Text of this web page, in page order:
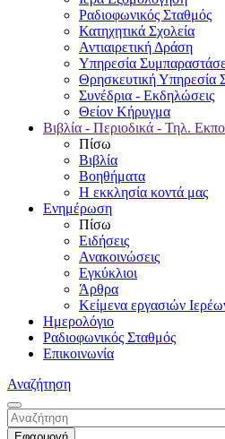
Ραδιοφωνικός Σταθμός
Κατηχητικά Σχολεία
Αντιαιρετική Δράση
Υπηρεσία
Θρησκευτική Υπηρεσία
Συνέδρια - Εκδηλώσεις
Θείον Κήρυγμα
Βιβλία - Περιοδικά - Τηλ.
Πίσω
Βιβλία
Βοηθήματα
Η εκκλησία κοντά μας
Ενημέρωση
Πίσω
Ειδήσεις
Ανακοινώσεις
Εγκύκλιοι
Άρθρα
Κείμενα εργασιών
Ημερολόγιο
Ραδιοφωνικός Σταθμός
Επικοινωνία
Αναζήτηση